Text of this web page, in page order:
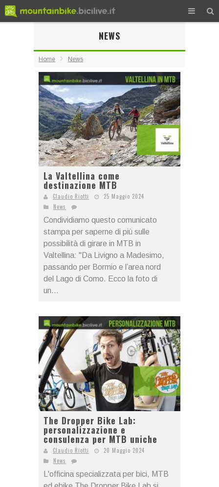
NEWS
Home News
La Valtellina come
destinazione MTB
Claudio Riotti
25 Maggio 2024
News
Condividiamo questo comunicato
stampa per saperne di più sulle
possibilità di girare in MTB in
Valtellina: "Da Livigno a Madesimo,
passando per Bormio e l’area nord
del Lago di Como. Ecco la foto di
un...
The Dropper Bike Lab:
personalizzazione e
consulenza per MTB uniche
Claudio Riotti
20 Maggio 2024
News
L'officina specializzata per bici, MTB